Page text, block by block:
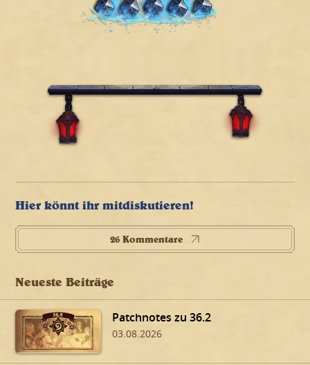
Hier könnt ihr mitdiskutieren!
26 Kommentare
Neueste Beiträge
Patchnotes zu 36.2
03.08.2026